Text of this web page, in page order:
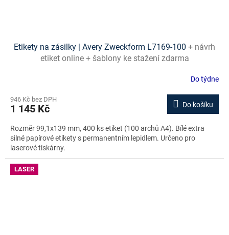
Etikety na zásilky | Avery Zweckform L7169-100 + návrh
etiket online + šablony ke stažení zdarma
Do týdne
946 Kč bez DPH
1 145 Kč Do košíku
Rozměr 99,1x139 mm, 400 ks etiket (100 archů A4). Bílé extra
silné papírové etikety s permanentním lepidlem. Určeno pro
laserové tiskárny.
LASER